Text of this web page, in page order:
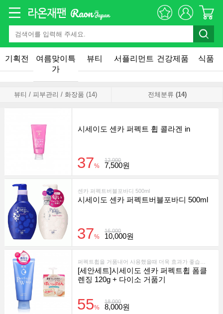
기획전
여름맞이특
가
뷰티 서플리먼트 건강제품 식품
뷰티 / 피부관리 / 화장품 (14) 전체분류 (14)
시세이도 센카 퍼펙트 휩 콜라겐 in
12,000
37% 7,500원
센카 퍼펙트버블포바디 500ml
시세이도 센카 퍼펙트버블포바디 500ml
16,000
37% 10,000원
[세안세트]시세이도 센카 퍼펙트휩 폼클
렌징 120g + 다이소 거품기
18,000
55% 8,000원